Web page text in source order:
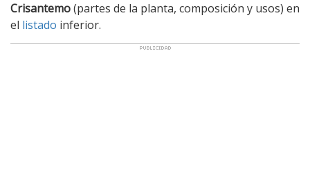
Crisantemo(partes de la planta, composición y usos) en
el listado inferior.